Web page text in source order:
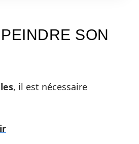
SON
, il est nécessaire